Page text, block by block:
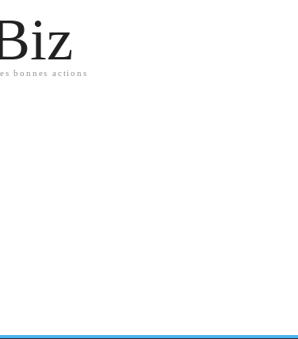
bonnes actions